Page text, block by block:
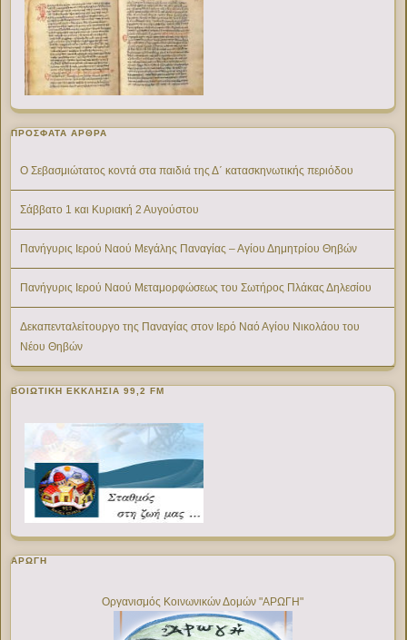
ΠΡΌΣΦΑΤΑ ΆΡΘΡΑ
Ο Σεβασμιώτατος κοντά στα παιδιά της Δ΄ κατασκηνωτικής περιόδου
Σάββατο 1 και Κυριακή 2 Αυγούστου
Πανήγυρις Ιερού Ναού Μεγάλης Παναγίας – Αγίου Δημητρίου Θηβών
Πανήγυρις Ιερού Ναού Μεταμορφώσεως του Σωτήρος Πλάκας Δηλεσίου
Δεκαπενταλείτουργο της Παναγίας στον Ιερό Ναό Αγίου Νικολάου του
Νέου Θηβών
ΒΟΙΩΤΙΚΉ ΕΚΚΛΗΣΊΑ 99,2 FM
ΑΡΩΓΗ
Οργανισμός Κοινωνικών Δομών "ΑΡΩΓΗ"